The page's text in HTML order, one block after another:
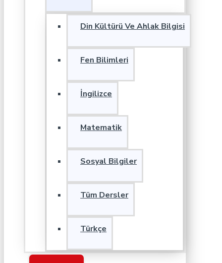
Din Kültürü Ve Ahlak Bilgisi
Fen Bilimleri
İngilizce
Matematik
Sosyal Bilgiler
Tüm Dersler
Türkçe